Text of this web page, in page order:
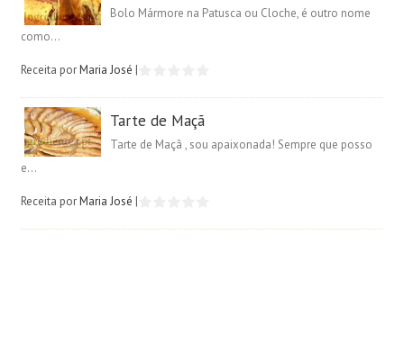
Bolo Mármore na Patusca ou Cloche, é outro nome
como...
Receita porMaria José |
Tarte de Maçã
Tarte de Maçã , sou apaixonada! Sempre que posso
e...
Receita porMaria José |